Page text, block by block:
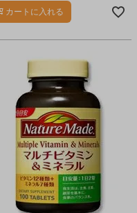
カートに入れる